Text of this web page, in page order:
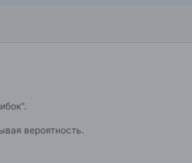
вероятность.